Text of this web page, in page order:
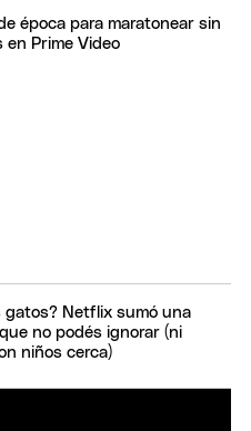
época para maratonear sin
en Prime Video
gatos? Netflix sumó una
no podés ignorar (ni
niños cerca)